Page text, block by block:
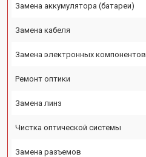
Замена аккумулятора (батареи)
Замена кабеля
Замена электронных компонентов
Ремонт оптики
Замена линз
Чистка оптической системы
Замена разъемов